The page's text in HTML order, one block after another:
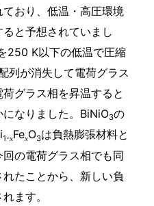
おり、低温・高圧環境
と予想されていまし
250 K以下の低温で圧縮
列が消失して電荷グラス
グラス相を昇温すると
なりました。BiNiO3の
1-xFexO3は負熱膨張材料と
の電荷グラス相でも同
たことから、新しい負
ます。